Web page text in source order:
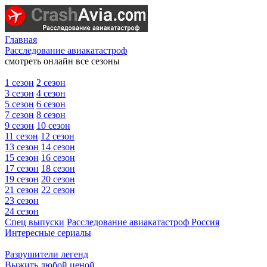
Главная
Расследование авиакатастроф
смотреть онлайн все сезоны
1 сезон 2 сезон
3 сезон 4 сезон
5 сезон 6 сезон
7 сезон 8 сезон
9 сезон 10 сезон
11 сезон 12 сезон
13 сезон 14 сезон
15 сезон 16 сезон
17 сезон 18 сезон
19 сезон 20 сезон
21 сезон 22 сезон
23 сезон
24 сезон
Спец выпуски Расследование авиакатастроф Россия
Интересные сериалы
Разрушители легенд
Выжить любой ценой